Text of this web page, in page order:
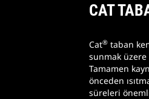
CAT
Cat® taban
sunmak
Tamamen
önceden
süreleri